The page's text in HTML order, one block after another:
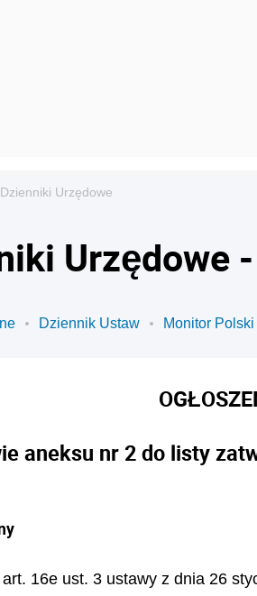
Dzienniki Urzędowe
Urzędowe
Dziennik Ustaw Monitor Polski
aneksu nr 2 do listy
16e ust. 3 ustawy z dnia 26